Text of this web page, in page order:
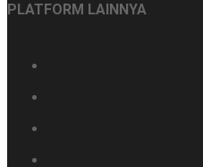
PLATFORM LAINNYA